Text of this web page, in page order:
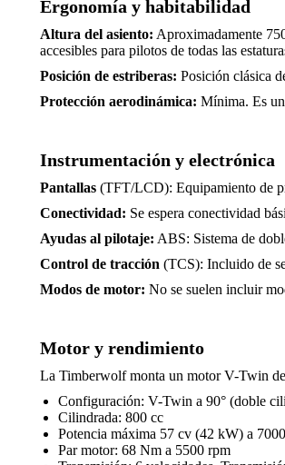
Ergonomía y habitabilidad
Altura del asiento: Aproximadamente
accesibles para pilotos de todas las
Posición de estriberas: Posición clásica
Protección aerodinámica: Mínima. Es
Instrumentación y electrónica
Pantallas (TFT/LCD): Equipamiento de
Conectividad: Se espera conectividad
Ayudas al pilotaje: ABS: Sistema de
Control de tracción (TCS): Incluido de
Modos de motor: No se suelen incluir
Motor y rendimiento
La Timberwolf monta un motor V-Twin
Configuración: V-Twin a 90° (doble
Cilindrada: 800 cc
Potencia máxima 57 cv (42 kW) a
Par motor: 68 Nm a 5500 rpm